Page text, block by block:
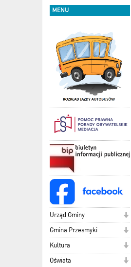
MENU
Urząd Gminy
Gmina Przesmyki
Kultura
Oświata